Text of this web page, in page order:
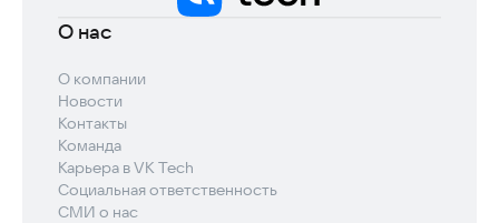
О нас
О компании
Новости
Контакты
Команда
Карьера в VK Tech
Социальная ответственность
СМИ о нас